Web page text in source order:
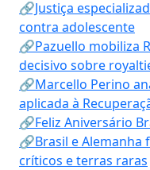
🔗Justiça
contra adolescente
🔗Pazuello mobiliza
decisivo sobre
🔗Marcello Perino
aplicada à
🔗Feliz Aniversário
🔗Brasil e
críticos e terras raras